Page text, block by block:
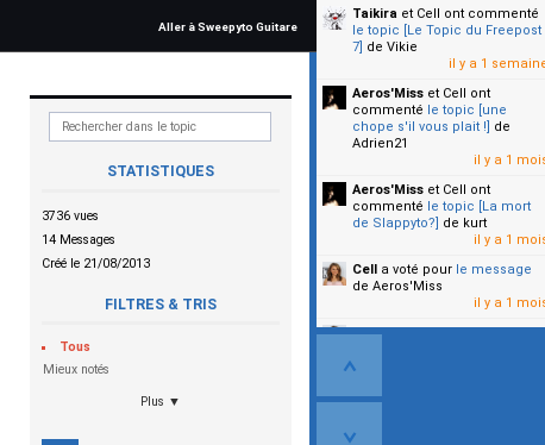
Aller à Sweepyto Guitare
STATISTIQUES
3736 vues
14 Messages
Créé le 21/08/2013
FILTRES & TRIS
Tous
Mieux notés
Plus ▼
Taikira et Cell ont commenté
le topic [Le Topic du Freepost
7] de Vikie
il y a 1
Aeros'Miss et Cell ont
commenté le topic [une
chope s'il vous plait !] de
Adrien21
il y a 1
Aeros'Miss et Cell ont
commenté le topic [La mort
de Slappyto?] de kurt
il y a 1
Cell a voté pour le message
de Aeros'Miss
il y a 1
Cella voté pourle message